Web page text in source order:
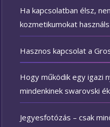
Ha kapcsolatban élsz,
kozmetikumokat
Hasznos kapcsolat a
Hogy működik egy igazi
mindenkinek swarovski
Jegyesfotózás – csak